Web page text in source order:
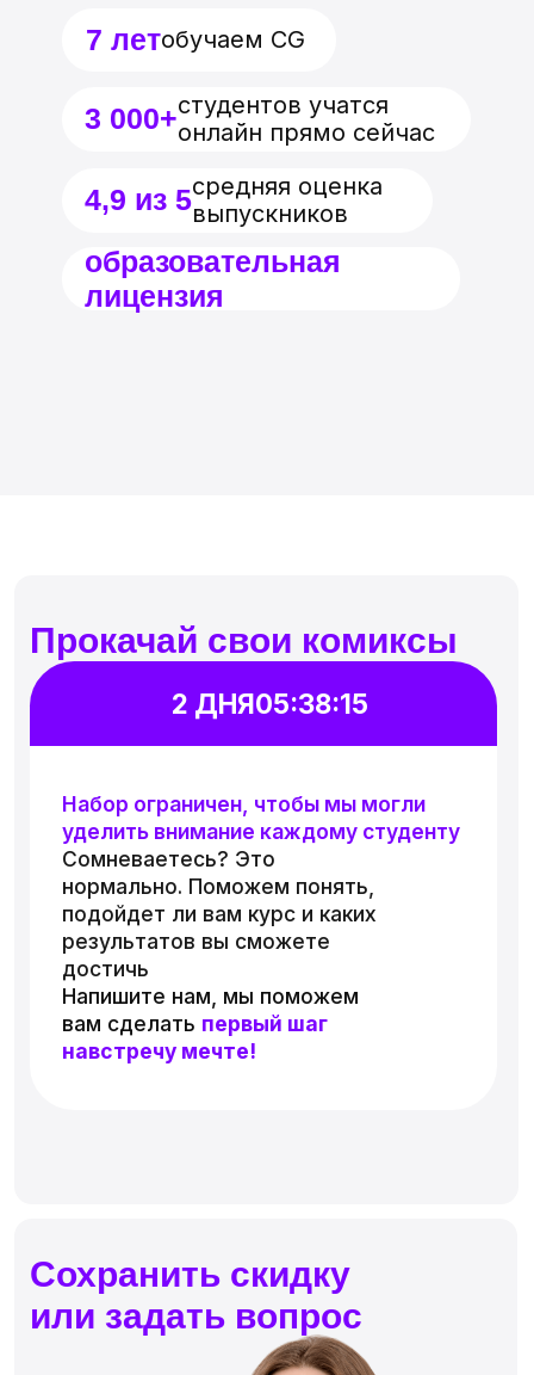
Адрес электронной почты
для любых обращений, а также
для заявлений о нарушении
авторских и (или) смежных прав
Все права защищены ©HDS 2026
Персональные данные физических лиц, включая фото- и видеоизображения,
используются на нашем сайте с согласия владельцев этих данных.
Для третьих лиц установлен запрет на любое использование персональных
данных, размещенных на нашем сайте.
Лицензия на осуществление образовательной деятельности
№ ЛО35−1298−77/1609 849,
дата предоставления 10.12.2024
Общество с ограниченной ответственностью «ХОУМ ДИДЖИТАЛ СКУЛ»
ОГРН: 1247 700 708 496
Сведения об организации
Политика конфиденциальности
Обработка файлов cookie
Договор оферты
Пользовательское соглашение
Подпишитесь на наши группы
РАБОТА АННЫ
DZIKAWA,